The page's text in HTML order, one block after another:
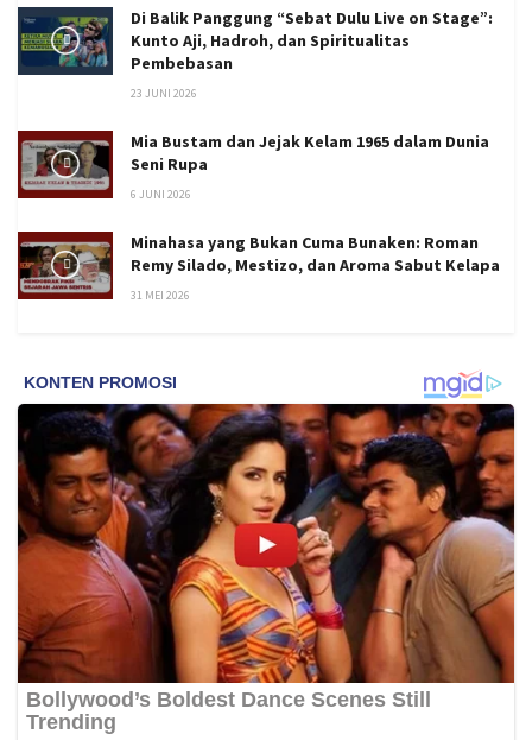
Di Balik Panggung “Sebat Dulu Live on Stage”:
Kunto Aji, Hadroh, dan Spiritualitas
Pembebasan
23 JUNI 2026
Mia Bustam dan Jejak Kelam 1965 dalam Dunia
Seni Rupa
6 JUNI 2026
Minahasa yang Bukan Cuma Bunaken: Roman
Remy Silado, Mestizo, dan Aroma Sabut Kelapa
31 MEI 2026